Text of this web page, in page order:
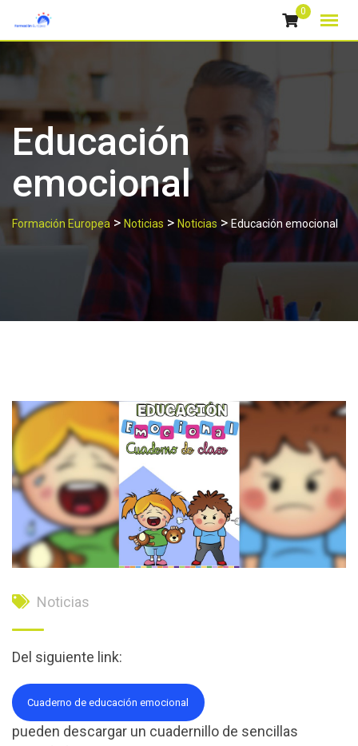
0
Educación
emocional
Formación Europea > Noticias > Noticias > Educación emocional
Noticias
Del siguiente link:
Cuaderno de educación emocional
pueden descargar un cuadernillo de sencillas